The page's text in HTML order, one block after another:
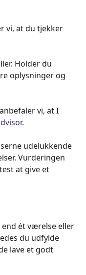
vi, at du tjekker
Holder du
oplysninger og
vi, at I
.
udelukkende
Vurderingen
at give et
ét værelse eller
du udfylde
lave et godt